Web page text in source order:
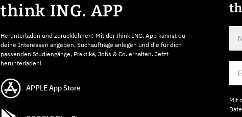
think ING. APP
Herunterladen und zurücklehnen: Mit der think ING. App kannst du
deine Interessen angeben, Suchaufträge anlegen und die für dich
passenden Studiengänge, Praktika, Jobs & Co. erhalten. Jetzt
herunterladen!
APPLE App Store
Mit